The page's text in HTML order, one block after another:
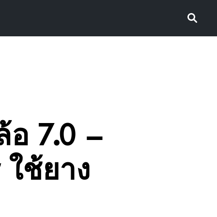
อ 7.0 –
ช้ยาง